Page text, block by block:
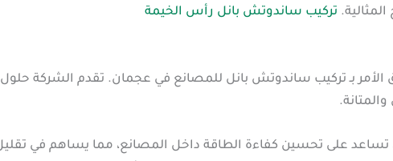
تركيب ساندوتش بانل رأس الخيمة
الأمر بـ تركيب ساندوتش بانل للمصانع في عجمان. تقدم الشركة
على تحسين كفاءة الطاقة داخل المصانع، مما يساهم في